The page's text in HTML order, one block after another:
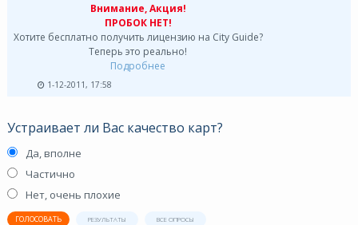
Внимание, Акция!
ПРОБОК НЕТ!
Хотите бесплатно получить лицензию на City Guide?
Теперь это реально!
Подробнее
1-12-2011, 17:58
Устраивает ли Вас качество карт?
Да, вполне
Частично
Нет, очень плохие
ГОЛОСОВАТЬ РЕЗУЛЬТАТЫ ВСЕ ОПРОСЫ